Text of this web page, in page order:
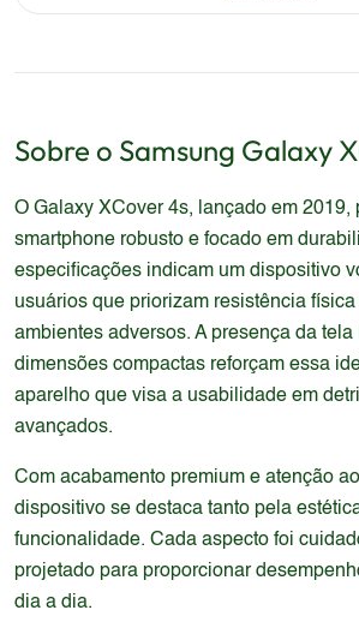
Sobre o Samsung Galaxy
O Galaxy XCover 4s, lançado em 2019,
smartphone robusto e focado em
especificações indicam um dispositivo
usuários que priorizam resistência
ambientes adversos. A presença da tela
dimensões compactas reforçam essa
aparelho que visa a usabilidade em
avançados.
Com acabamento premium e atenção
dispositivo se destaca tanto pela
funcionalidade. Cada aspecto foi
projetado para proporcionar
dia a dia.